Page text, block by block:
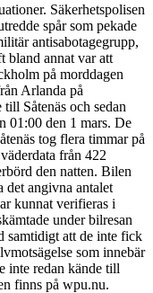
Säkerhetspolisen
spår som pekade
antisabotagegrupp,
bland annat var att
på morddagen
Arlanda på
Såtenäs och sedan
01:00 den 1 mars. De
tog flera timmar på
från 422
den natten. Bilen
det angivna antalet
kunnat verifieras i
under bilresan
samtidigt att de inte fick
som innebär
inte redan kände till
finns på wpu.nu.